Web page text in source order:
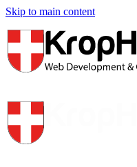
Skip to main content